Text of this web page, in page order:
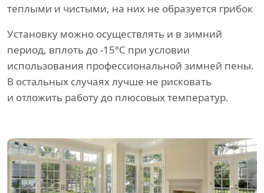
теплыми и чистыми, на них не образуется грибок
Установку можно осуществлять и в зимний
период, вплоть до -15°С при условии
использования профессиональной зимней пены.
В остальных случаях лучше не рисковать
и отложить работу до плюсовых температур.